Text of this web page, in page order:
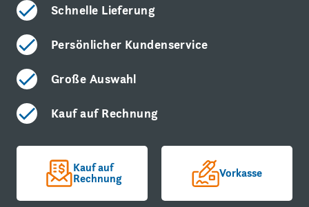
Schnelle Lieferung
Persönlicher Kundenservice
Große Auswahl
Kauf auf Rechnung
Kauf auf
Rechnung Vorkasse